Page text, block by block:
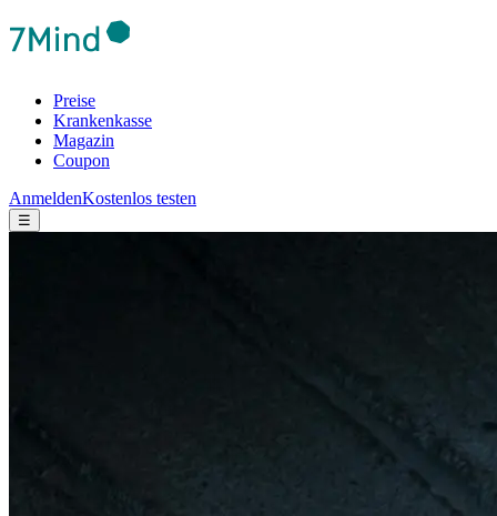
Preise
Krankenkasse
Magazin
Coupon
AnmeldenKostenlos testen
☰